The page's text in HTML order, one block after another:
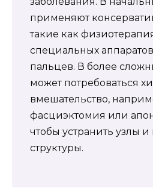
применяют
такие как
специальных
пальцев. В более
может потребоваться
вмешательство,
фасциэктомия или
чтобы устранить узлы
структуры.